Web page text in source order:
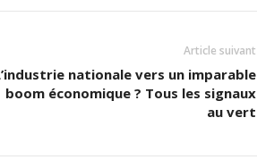
Article suivant
nationale vers un imparable
boom économique ? Tous les signaux
au vert